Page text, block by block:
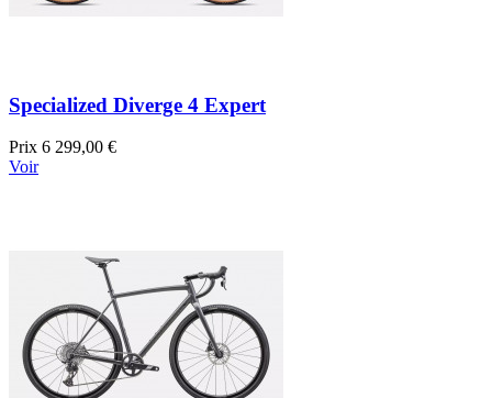
Specialized Diverge 4 Expert
Prix 6 299,00 €
Voir